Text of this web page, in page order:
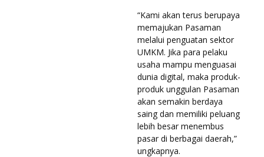
“Kami akan terus berupaya
memajukan Pasaman
melalui penguatan sektor
UMKM. Jika para pelaku
usaha mampu menguasai
dunia digital, maka produk-
produk unggulan Pasaman
akan semakin berdaya
saing dan memiliki peluang
lebih besar menembus
pasar di berbagai daerah,”
ungkapnya.